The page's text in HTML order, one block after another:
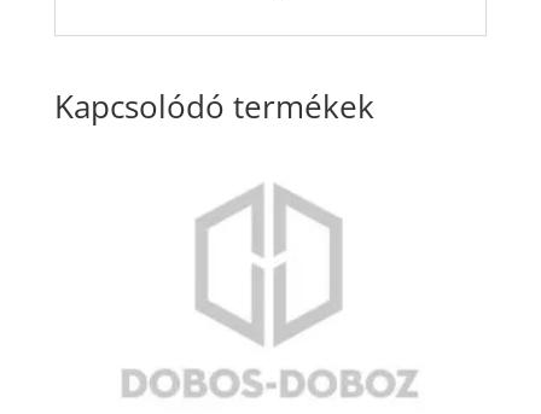
Kapcsolódó termékek